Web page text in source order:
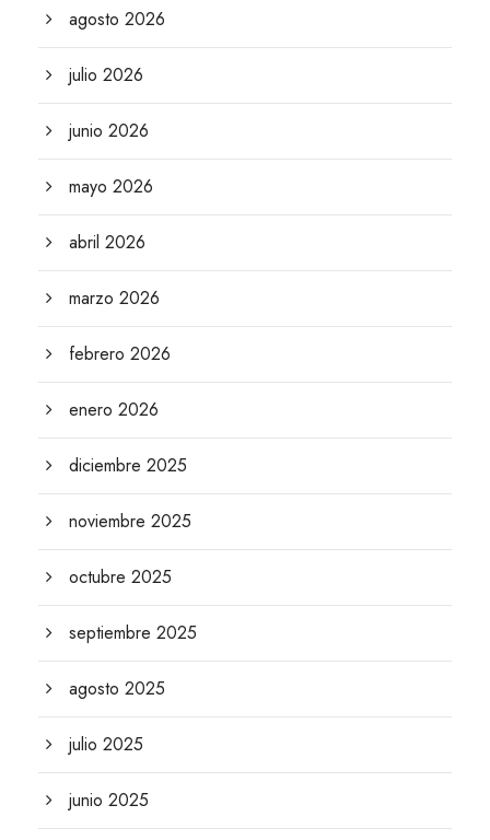
agosto 2026
julio 2026
junio 2026
mayo 2026
abril 2026
marzo 2026
febrero 2026
enero 2026
diciembre 2025
noviembre 2025
octubre 2025
septiembre 2025
agosto 2025
julio 2025
junio 2025